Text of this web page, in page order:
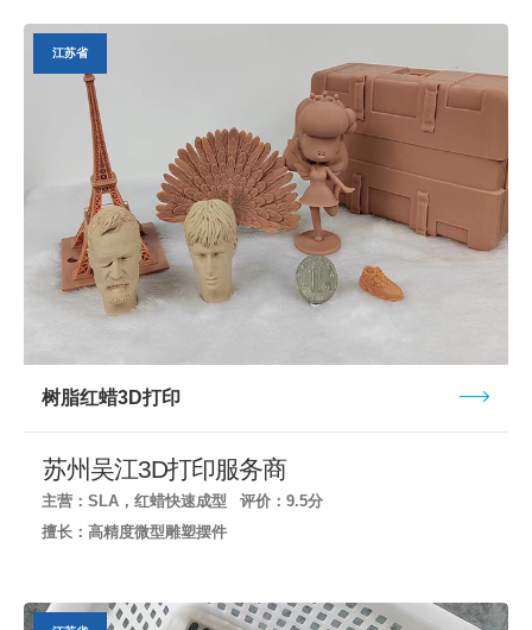
苏州吴江3D打印服务商
江苏省
树脂红蜡3D打印
主营：SLA，红蜡快速成型
评价：9.5分
擅长：高精度微型雕塑摆件